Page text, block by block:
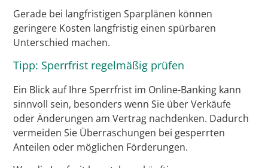
Gerade bei langfristigen Sparplänen können
geringere Kosten langfristig einen spürbaren
Unterschied machen.
Tipp: Sperrfrist regelmäßig prüfen
Ein Blick auf Ihre Sperrfrist im Online-Banking kann
sinnvoll sein, besonders wenn Sie über Verkäufe
oder Änderungen am Vertrag nachdenken. Dadurch
vermeiden Sie Überraschungen bei gesperrten
Anteilen oder möglichen Förderungen.